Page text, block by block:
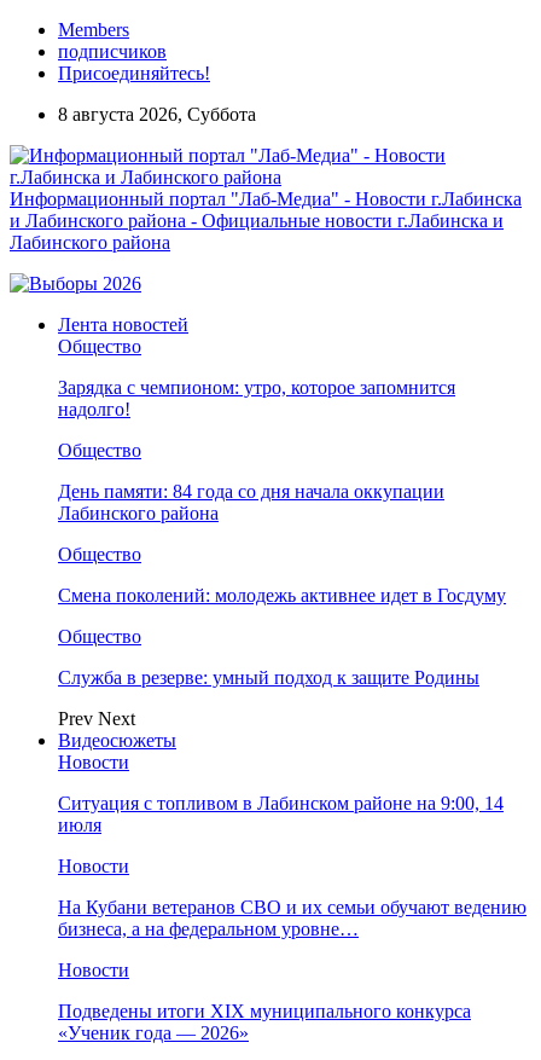
Members
подписчиков
Присоединяйтесь!
8 августа 2026, Суббота
Информационный портал "Лаб-Медиа" - Новости г.Лабинска
и Лабинского района - Официальные новости г.Лабинска и
Лабинского района
Лента новостей
Общество
Зарядка с чемпионом: утро, которое запомнится
надолго!
Общество
День памяти: 84 года со дня начала оккупации
Лабинского района
Общество
Смена поколений: молодежь активнее идет в Госдуму
Общество
Служба в резерве: умный подход к защите Родины
Prev Next
Видеосюжеты
Новости
Ситуация с топливом в Лабинском районе на 9:00, 14
июля
Новости
На Кубани ветеранов СВО и их семьи обучают ведению
бизнеса, а на федеральном уровне…
Новости
Подведены итоги XIX муниципального конкурса
«Ученик года — 2026»